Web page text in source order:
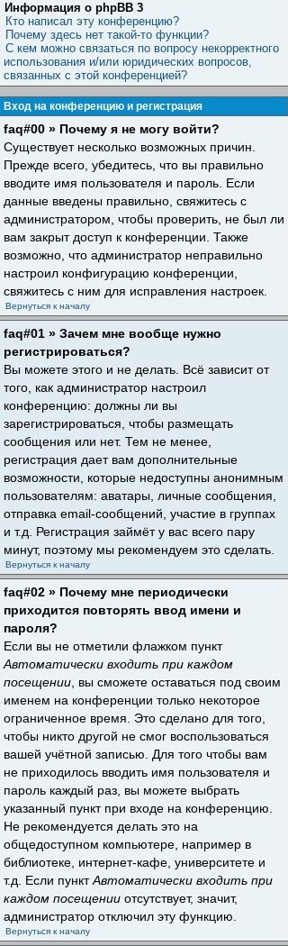
Информация о phpBB 3
Кто написал эту конференцию?
Почему здесь нет такой-то функции?
С кем можно связаться по вопросу некорректного
использования и/или юридических вопросов,
связанных с этой конференцией?
Вход на конференцию и регистрация
faq#00 » Почему я не могу войти?
Существует несколько возможных причин.
Прежде всего, убедитесь, что вы правильно
вводите имя пользователя и пароль. Если
данные введены правильно, свяжитесь с
администратором, чтобы проверить, не был ли
вам закрыт доступ к конференции. Также
возможно, что администратор неправильно
настроил конфигурацию конференции,
свяжитесь с ним для исправления настроек.
Вернуться к началу
faq#01 » Зачем мне вообще нужно
регистрироваться?
Вы можете этого и не делать. Всё зависит от
того, как администратор настроил
конференцию: должны ли вы
зарегистрироваться, чтобы размещать
сообщения или нет. Тем не менее,
регистрация дает вам дополнительные
возможности, которые недоступны анонимным
пользователям: аватары, личные сообщения,
отправка email-сообщений, участие в группах
и т.д. Регистрация займёт у вас всего пару
минут, поэтому мы рекомендуем это сделать.
Вернуться к началу
faq#02 » Почему мне периодически
приходится повторять ввод имени и
пароля?
Если вы не отметили флажком пункт
Автоматически входить при каждом
посещении , вы сможете оставаться под своим
именем на конференции только некоторое
ограниченное время. Это сделано для того,
чтобы никто другой не смог воспользоваться
вашей учётной записью. Для того чтобы вам
не приходилось вводить имя пользователя и
пароль каждый раз, вы можете выбрать
указанный пункт при входе на конференцию.
Не рекомендуется делать это на
общедоступном компьютере, например в
библиотеке, интернет-кафе, университете и
т.д. Если пунктАвтоматически входить при
каждом посещении отсутствует, значит,
администратор отключил эту функцию.
Вернуться к началу